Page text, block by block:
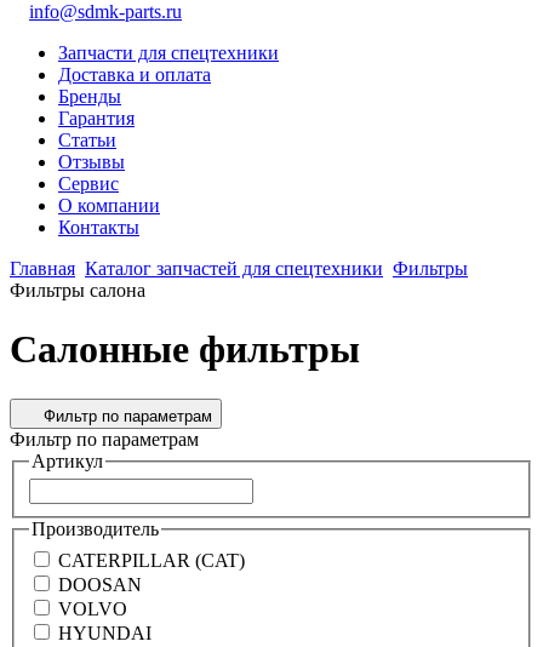
info@sdmk-parts.ru
Запчасти для спецтехники
Доставка и оплата
Бренды
Гарантия
Статьи
Отзывы
Сервис
О компании
Контакты
Главная Каталог запчастей для спецтехники Фильтры
Фильтры салона
Салонные фильтры
Фильтр по параметрам
Фильтр по параметрам
Артикул
Производитель
CATERPILLAR (CAT)
DOOSAN
VOLVO
HYUNDAI